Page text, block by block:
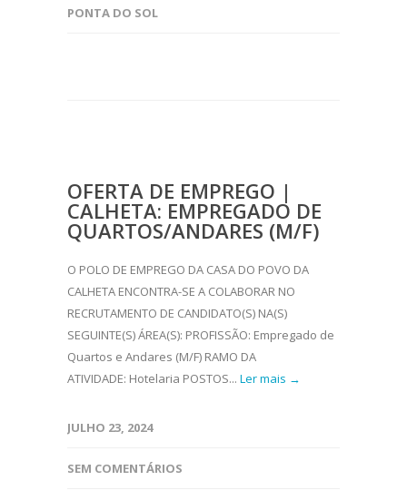
PONTA DO SOL
OFERTA DE EMPREGO |
CALHETA: EMPREGADO DE
QUARTOS/ANDARES (M/F)
O POLO DE EMPREGO DA CASA DO POVO DA
CALHETA ENCONTRA-SE A COLABORAR NO
RECRUTAMENTO DE CANDIDATO(S) NA(S)
SEGUINTE(S) ÁREA(S): PROFISSÃO: Empregado de
Quartos e Andares (M/F) RAMO DA
ATIVIDADE: Hotelaria POSTOS... Ler mais →
JULHO 23, 2024
SEM COMENTÁRIOS